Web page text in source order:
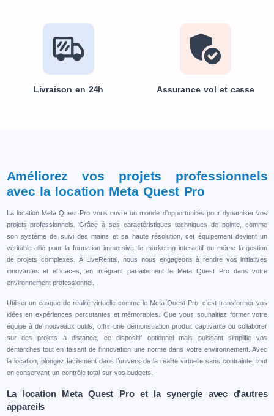
Livraison en 24h Assurance vol et casse
Améliorez vos projets professionnels
avec la location Meta Quest Pro
La location Meta Quest Pro vous ouvre un monde d'opportunités pour dynamiser vos
projets professionnels. Grâce à ses caractéristiques techniques de pointe, comme
son système de suivi des mains et sa haute résolution, cet équipement devient un
véritable allié pour la formation immersive, le marketing interactif ou même la gestion
de projets complexes. À LiveRental, nous nous engageons à rendre vos initiatives
innovantes et efficaces, en intégrant parfaitement le Meta Quest Pro dans votre
environnement professionnel.
Utiliser un casque de réalité virtuelle comme le Meta Quest Pro, c’est transformer vos
idées en expériences percutantes et mémorables. Que vous souhaitiez former votre
équipe à de nouveaux outils, offrir une démonstration produit captivante ou collaborer
sur des projets à distance, ce dispositif optionnel mais puissant simplifie vos
démarches tout en faisant de l'innovation une norme dans votre environnement. Avec
la location, plongez facilement dans l’univers de la réalité virtuelle sans contrainte, tout
en conservant un contrôle total sur vos budgets.
La location Meta Quest Pro et la synergie avec d'autres
appareils